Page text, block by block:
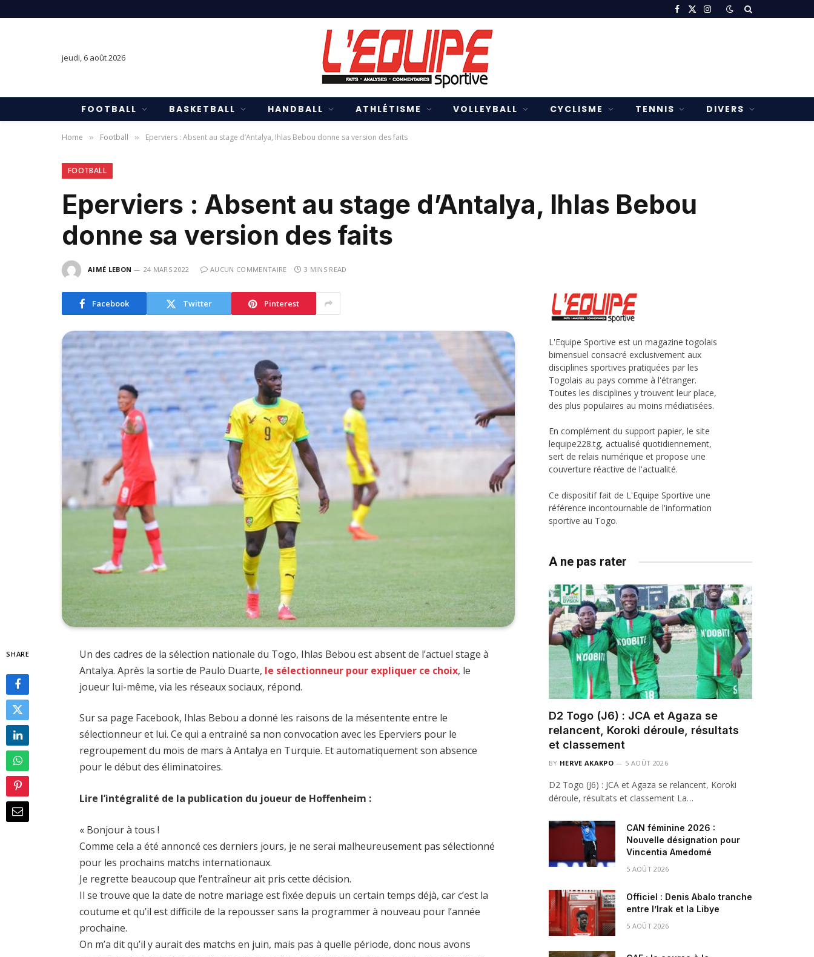
Facebook
X
Instagram
jeudi, 6 août 2026
FOOTBALL BASKETBALL HANDBALL ATHLÉTISME VOLLEYBALL CYCLISME TENNIS DIVERS
Home » Football » Eperviers : Absent au stage d’Antalya, Ihlas Bebou donne sa version des faits
FOOTBALL
Eperviers : Absent au stage d’Antalya, Ihlas Bebou
donne sa version des faits
AIMÉ LEBON 24 MARS 2022 AUCUN COMMENTAIRE 3 MINS READ
Facebook Twitter Pinterest
SHARE
Un des cadres de la sélection nationale du Togo, Ihlas Bebou est absent de l’actuel stage à
Antalya. Après la sortie de Paulo Duarte, le sélectionneur pour expliquer ce choix, le
joueur lui-même, via les réseaux sociaux, répond.
Sur sa page Facebook, Ihlas Bebou a donné les raisons de la mésentente entre le
sélectionneur et lui. Ce qui a entrainé sa non convocation avec les Eperviers pour le
regroupement du mois de mars à Antalya en Turquie. Et automatiquement son absence
pour le début des éliminatoires.
Lire l’intégralité de la publication du joueur de Hoffenheim :
« Bonjour à tous !
Comme cela a été annoncé ces derniers jours, je ne serai malheureusement pas sélectionné
pour les prochains matchs internationaux.
Je regrette beaucoup que l’entraîneur ait pris cette décision.
Il se trouve que la date de notre mariage est fixée depuis un certain temps déjà, car c’est la
coutume et qu’il est difficile de la repousser sans la programmer à nouveau pour l’année
prochaine.
On m’a dit qu’il y aurait des matchs en juin, mais pas à quelle période, donc nous avons
L'Equipe Sportive est un magazine togolais
bimensuel consacré exclusivement aux
disciplines sportives pratiquées par les
Togolais au pays comme à l'étranger.
Toutes les disciplines y trouvent leur place,
des plus populaires au moins médiatisées.
En complément du support papier, le site
lequipe228.tg, actualisé quotidiennement,
sert de relais numérique et propose une
couverture réactive de l'actualité.
Ce dispositif fait de L'Equipe Sportive une
référence incontournable de l'information
sportive au Togo.
A ne pas rater
D2 Togo (J6) : JCA et Agaza se
relancent, Koroki déroule, résultats
et classement
BY HERVE AKAKPO 5 AOÛT 2026
D2 Togo (J6) : JCA et Agaza se relancent, Koroki
déroule, résultats et classement La…
CAN féminine 2026 :
Nouvelle désignation pour
Vincentia Amedomé
5 AOÛT 2026
Officiel : Denis Abalo tranche
entre l’Irak et la Libye
5 AOÛT 2026